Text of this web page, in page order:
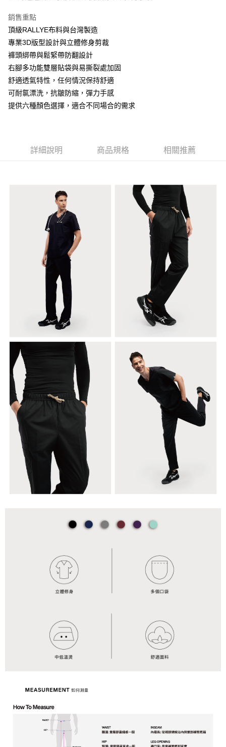
相關說明
AFTEE先享後付是「在收到商品之後才付款」的支付方式。 讓您購物簡單
便利好安心！
１．簡單：不需註冊會員、不需綁卡、不需儲值。
２．便利：只要手機號碼，簡訊認證，即可結帳。
３．安心：先確認商品／服務後，再付款。
１．於結帳方式選擇「AFTEE先享後付」後，將跳轉至「AFTEE先享後付」
結帳頁面，進行簡訊認證並確認金額後，即可完成結帳。
購買商品的店家。未經商家同意取消之訂單仍視為有效，需透過AFTEE先享
https://netprotections.freshdesk.com/support/home
１．透過由恩沛科技股份有限公司提供之「AFTEE先享後付」服務完成之交
易，需依本服務之必要範圍內提供個人資料，並將交易相關給付款項請求債
權轉讓予恩沛科技股份有限公司。
２．關於個人資料處理事宜，請瀏覽以下網址：
https://aftee.tw/terms/#terms3
３．未成年的使用者請事先徵得法定代理人或監護人之同意方可使用
「AFTEE先享後付」，若未經同意申辦者引起之損失，本公司不負相關責
４．使用「AFTEE先享後付」時，將依據個別帳號之用戶狀況，依本公司即
時審查核予不同之上限額度；若仍有額度不足之情形，本公司將視審查結果
請求用戶進行身份認證。
５．嚴禁一人註冊多個帳號或使用他人資訊註冊。若發現惡意使用之情形，
恩沛科技股份有限公司將有權停止該用戶之使用額度並採取法律行動。
ATM付款
運送方式
全家取貨付款
每筆NT$60，滿NT$2,000(含以上)免運費
付款後全家取貨
每筆NT$60，滿NT$2,000(含以上)免運費
每筆NT$100，滿NT$2,000(含以上)免運費
查看運費
海外(新加坡)
銷售重點
頂級RALLYE布料與台灣製造
專業3D版型設計與立體修身剪裁
褲頭綁帶與鬆緊帶防翻設計
右腳多功能雙層貼袋與易撕裂處加固
舒適透氣特性，任何情況保持舒適
可耐氯漂洗，抗皺防縮，彈力手感
提供六種顏色選擇，適合不同場合的需求
詳細說明 商品規格 相關推薦